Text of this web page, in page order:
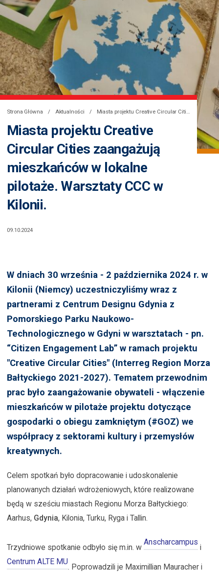
Strona Główna Aktualności Miasta projektu Creative Circular Cities zaangażują mieszkańców w lokalne pilotaże. Warsztaty CCC w Kilonii.
Miasta projektu Creative
Circular Cities zaangażują
mieszkańców w lokalne
pilotaże. Warsztaty CCC w
Kilonii.
09.10.2024
W dniach 30 września - 2 października 2024 r. w
Kilonii (Niemcy) uczestniczyliśmy wraz z
partnerami z Centrum Designu Gdynia z
Pomorskiego Parku Naukowo-
Technologicznego w Gdyni w warsztatach - pn.
“Citizen Engagement Lab” w ramach projektu
"Creative Circular Cities" (Interreg Region Morza
Bałtyckiego 2021-2027). Tematem przewodnim
prac było zaangażowanie obywateli - włączenie
mieszkańców w pilotaże projektu dotyczące
gospodarki o obiegu zamkniętym (#GOZ) we
współpracy z sektorami kultury i przemysłów
kreatywnych.
Celem spotkań było dopracowanie i udoskonalenie
planowanych działań wdrożeniowych, które realizowane
będą w sześciu miastach Regionu Morza Bałtyckiego:
Aarhus, Gdynia, Kilonia, Turku, Ryga i Tallin.
Trzydniowe spotkanie odbyło się m.in. w
Anscharcampus
i
Centrum ALTE MU
. Poprowadzili je Maximillian Mauracher i